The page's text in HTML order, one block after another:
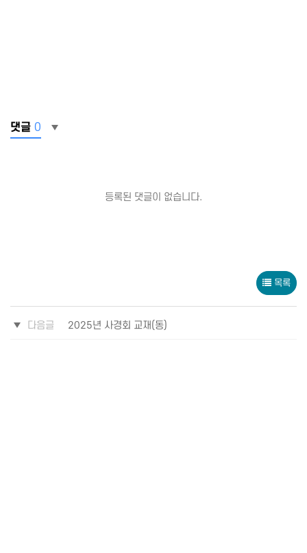
댓글 0
등록된 댓글이 없습니다.
목록
다음글 2025년 사경회 교재(동)